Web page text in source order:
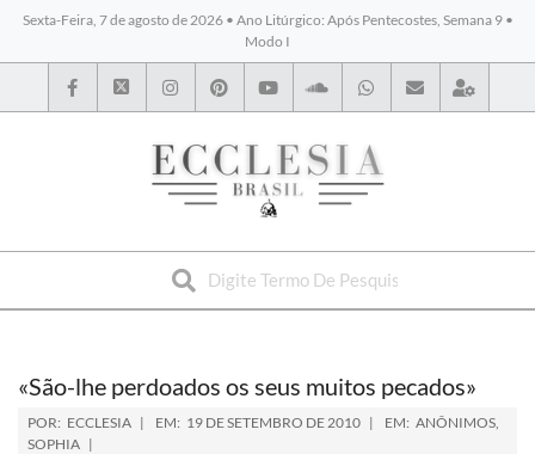
Sexta-Feira, 7 de agosto de 2026 • Ano Litúrgico: Após Pentecostes, Semana 9 •
Modo I
BYBLOS
«São-lhe perdoados os seus muitos pecados»
POR: ECCLESIA EM: 19 DE SETEMBRO DE 2010 EM: ANÔNIMOS,
SOPHIA